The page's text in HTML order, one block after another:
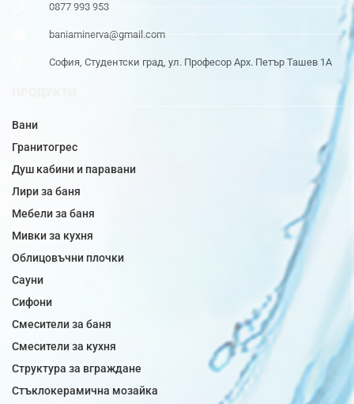
0877 993 953
baniaminerva@gmail.com
София, Студентски град, ул. Професор Арх. Петър Ташев 1А
Вани
Гранитогрес
Душ кабини и паравани
Лири за баня
Мебели за баня
Мивки за кухня
Облицовъчни плочки
Сауни
Сифони
Смесители за баня
Смесители за кухня
Структура за вграждане
Стъклокерамична мозайка